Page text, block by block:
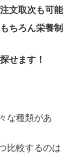
文取次も可能
ちろん栄養制
せます！
な種類があ
比較するのは